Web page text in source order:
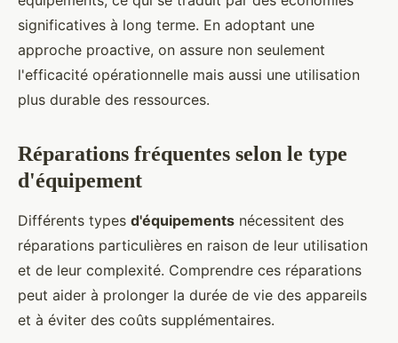
significatives à long terme. En adoptant une
approche proactive, on assure non seulement
l'efficacité opérationnelle mais aussi une utilisation
plus durable des ressources.
Réparations fréquentes selon le type
d'équipement
Différents types d'équipements nécessitent des
réparations particulières en raison de leur utilisation
et de leur complexité. Comprendre ces réparations
peut aider à prolonger la durée de vie des appareils
et à éviter des coûts supplémentaires.